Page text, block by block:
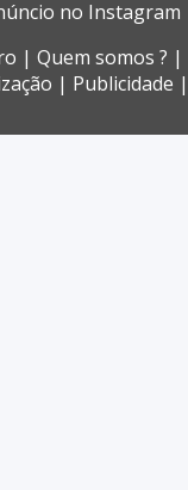
no Instagram
Quem somos ?
Publicidade